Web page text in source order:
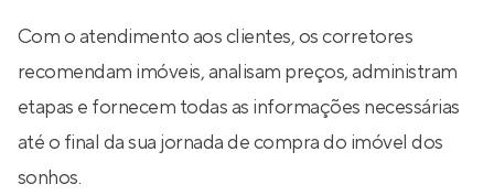
Com o atendimento aos clientes, os corretores
recomendam imóveis, analisam preços, administram
etapas e fornecem todas as informações necessárias
até o final da sua jornada de compra do imóvel dos
sonhos.